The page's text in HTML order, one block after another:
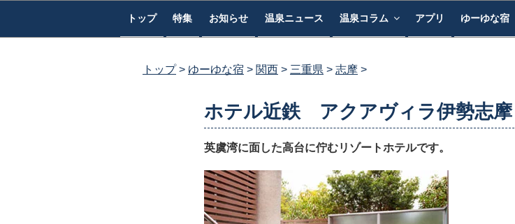
トップ 特集 お知らせ 温泉ニュース 温泉コラム アプリ ゆーゆな宿
トップ ゆーゆな宿 関西 三重県 志摩
ホテル近鉄 アクアヴィラ伊勢志摩
英虞湾に面した高台に佇むリゾートホテルです。